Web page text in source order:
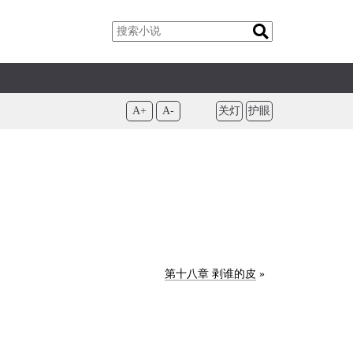
A+ A- 护眼
关灯
第十八章 剥谁的皮 »